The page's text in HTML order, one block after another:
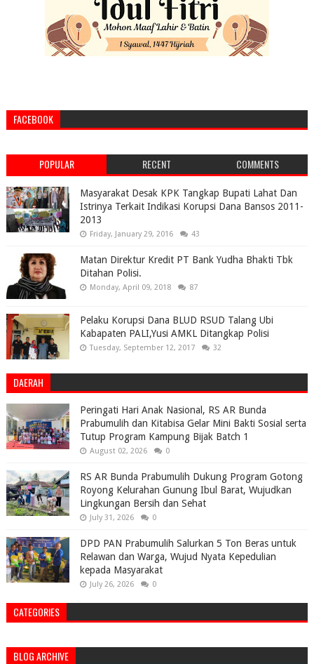
FACEBOOK
POPULAR RECENT COMMENTS
Masyarakat Desak KPK Tangkap Bupati Lahat Dan
Istrinya Terkait Indikasi Korupsi Dana Bansos 2011-
2013
Friday, January 29, 2016 43
Matan Direktur Kredit PT Bank Yudha Bhakti Tbk
Ditahan Polisi.
Monday, April 09, 2018 87
Pelaku Korupsi Dana BLUD RSUD Talang Ubi
Kabapaten PALI,Yusi AMKL Ditangkap Polisi
Tuesday, September 12, 2017 32
DAERAH
Peringati Hari Anak Nasional, RS AR Bunda
Prabumulih dan Kitabisa Gelar Mini Bakti Sosial serta
Tutup Program Kampung Bijak Batch 1
August 02, 2026 0
RS AR Bunda Prabumulih Dukung Program Gotong
Royong Kelurahan Gunung Ibul Barat, Wujudkan
Lingkungan Bersih dan Sehat
July 31, 2026 0
DPD PAN Prabumulih Salurkan 5 Ton Beras untuk
Relawan dan Warga, Wujud Nyata Kepedulian
kepada Masyarakat
July 26, 2026 0
CATEGORIES
BLOG ARCHIVE